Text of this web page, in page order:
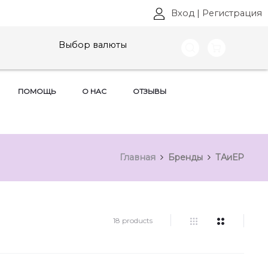
Вход | Регистрация
Выбор валюты
ПОМОЩЬ О НАС ОТЗЫВЫ
Главная Бренды ТАиЕР
18 products